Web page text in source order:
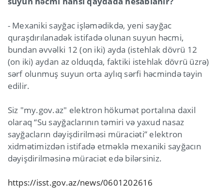
- Mexaniki sayğac işləmədikdə, yeni sayğac
quraşdırılanadək istifadə olunan suyun həcmi,
bundan əvvəlki 12 (on iki) ayda (istehlak dövrü 12
(on iki) aydan az olduqda, faktiki istehlak dövrü üzrə)
sərf olunmuş suyun orta aylıq sərfi həcmində təyin
edilir.
Siz "my.gov.az" elektron hökumət portalına daxil
olaraq “Su sayğaclarının təmiri və yaxud nasaz
sayğacların dəyişdirilməsi müraciəti” elektron
xidmətimizdən istifadə etməklə mexaniki sayğacın
dəyişdirilməsinə müraciət edə bilərsiniz.
https://isst.gov.az/news/0601202616